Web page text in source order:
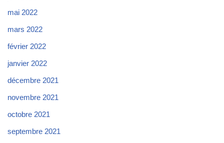
mai 2022
mars 2022
février 2022
janvier 2022
décembre 2021
novembre 2021
octobre 2021
septembre 2021